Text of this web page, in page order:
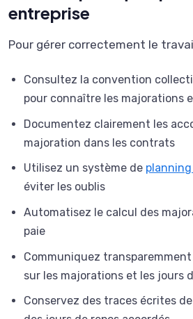
entreprise
Pour gérer correctement le
Consultez la convention
pour connaître les majorations
Documentez clairement les
majoration dans les contrats
Utilisez un système de
éviter les oublis
Automatisez le calcul des
paie
Communiquez
sur les majorations et les jours
Conservez des traces écrites